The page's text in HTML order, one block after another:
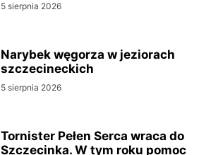
5 sierpnia 2026
Narybek węgorza w jeziorach
szczecineckich
5 sierpnia 2026
Tornister Pełen Serca wraca do
Szczecinka. W tym roku pomoc